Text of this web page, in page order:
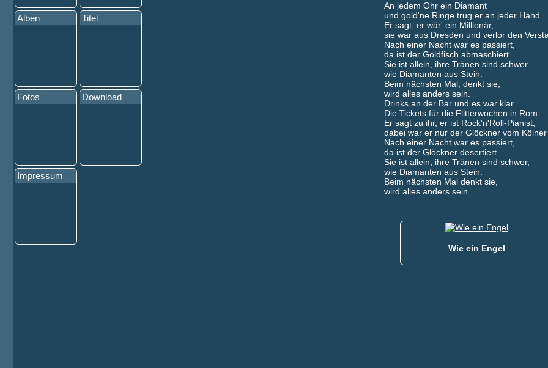
Alben Titel
Fotos Download
Impressum
An jedem Ohr ein Diamant
und gold'ne Ringe trug er an jeder Hand.
Er sagt, er wär' ein Millionär,
sie war aus Dresden und verlor den
Nach einer Nacht war es passiert,
da ist der Goldfisch abmaschiert.
Sie ist allein, ihre Tränen sind schwer
wie Diamanten aus Stein.
Beim nächsten Mal, denkt sie,
wird alles anders sein.
Drinks an der Bar und es war klar.
Die Tickets für die Flitterwochen in Rom.
Er sagt zu ihr, er ist Rock'n'Roll-Pianist,
dabei war er nur der Glöckner vom
Nach einer Nacht war es passiert,
da ist der Glöckner desertiert.
Sie ist allein, ihre Tränen sind schwer,
wie Diamanten aus Stein.
Beim nächsten Mal denkt sie,
wird alles anders sein.
Wie ein Engel